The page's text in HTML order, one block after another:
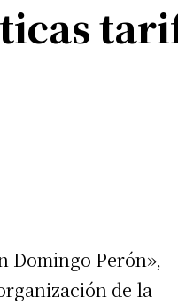
Domingo Perón»,
de la